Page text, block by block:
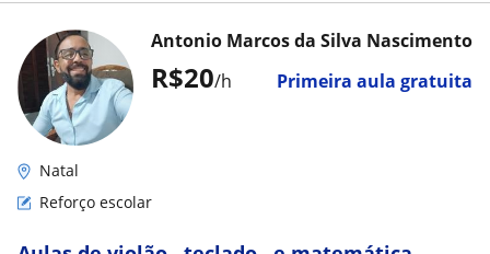
R$20/h Primeira aula gratuita
Antonio Marcos da Silva Nascimento
Natal
Reforço escolar